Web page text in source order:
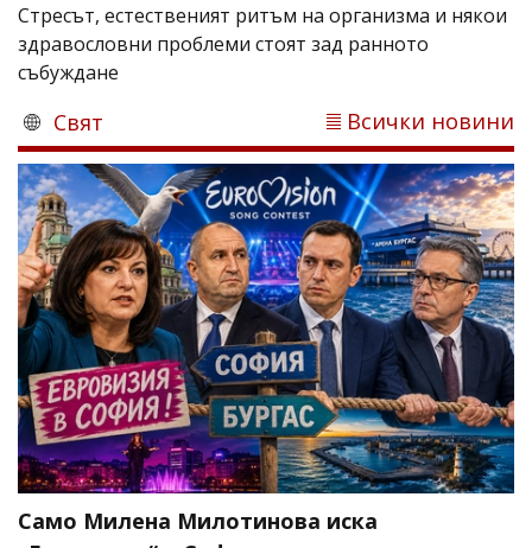
Стресът, естественият ритъм на организма и някои
здравословни проблеми стоят зад ранното
събуждане
Свят Всички новини
Само Милена Милотинова иска